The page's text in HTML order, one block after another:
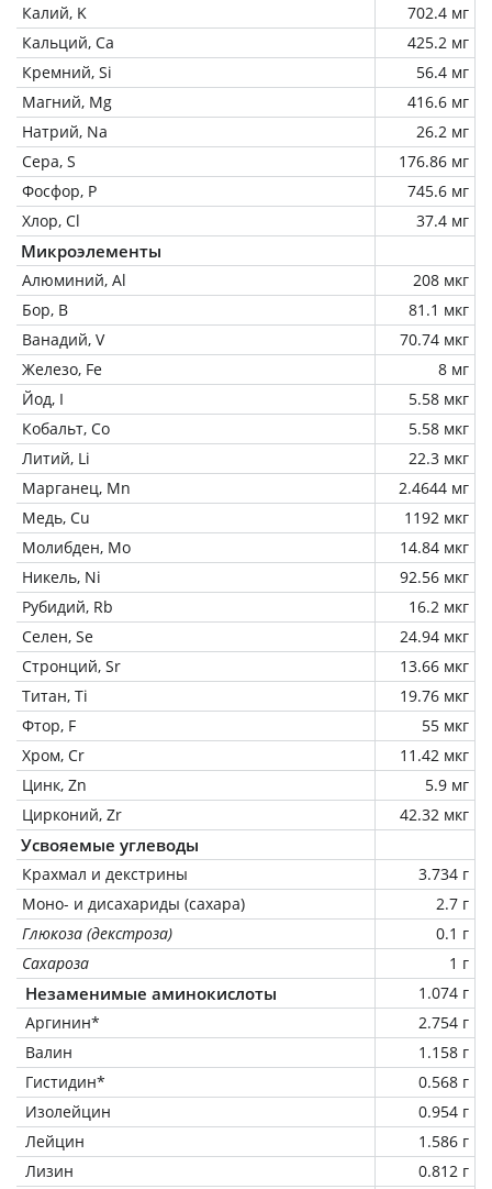
Калий, K
702.4 мг
Кальций, Ca
425.2 мг
Кремний, Si
56.4 мг
Магний, Mg
416.6 мг
Натрий, Na
26.2 мг
Сера, S
176.86 мг
Фосфор, P
745.6 мг
Хлор, Cl
37.4 мг
Микроэлементы
Алюминий, Al
208 мкг
Бор, B
81.1 мкг
Ванадий, V
70.74 мкг
Железо, Fe
8 мг
Йод, I
5.58 мкг
Кобальт, Co
5.58 мкг
Литий, Li
22.3 мкг
Марганец, Mn
2.4644 мг
Медь, Cu
1192 мкг
Молибден, Mo
14.84 мкг
Никель, Ni
92.56 мкг
Рубидий, Rb
16.2 мкг
Селен, Se
24.94 мкг
Стронций, Sr
13.66 мкг
Титан, Ti
19.76 мкг
Фтор, F
55 мкг
Хром, Cr
11.42 мкг
Цинк, Zn
5.9 мг
Цирконий, Zr
42.32 мкг
Усвояемые углеводы
Крахмал и декстрины
3.734 г
Моно- и дисахариды (сахара)
2.7 г
Глюкоза (декстроза)
0.1 г
Сахароза
1 г
Незаменимые аминокислоты
1.074 г
Аргинин*
2.754 г
Валин
1.158 г
Гистидин*
0.568 г
Изолейцин
0.954 г
Лейцин
1.586 г
Лизин
0.812 г